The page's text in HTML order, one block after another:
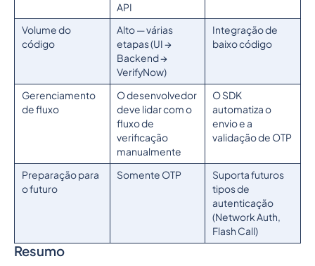
API
Volume do
código
Alto — várias
etapas (UI →
Backend →
VerifyNow)
Integração de
baixo código
Gerenciamento
de fluxo
O desenvolvedor
deve lidar com o
fluxo de
verificação
manualmente
O SDK
automatiza o
envio e a
validação de OTP
Preparação para
o futuro
Somente OTP
Suporta futuros
tipos de
autenticação
(Network Auth,
Flash Call)
Resumo